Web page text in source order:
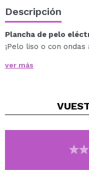
Descripción
Plancha de pelo
¡Pelo liso o con
estés donde estés.
Cárgala y llévala
Ligera y muy cómoda.
ver más